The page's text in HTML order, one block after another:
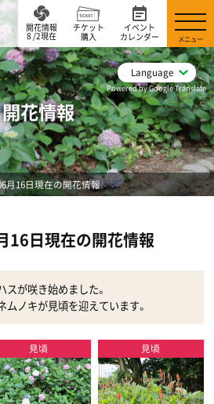
Language
Powered by Google Translate
開花情報
8 /2現在
チケット
購入
イベント
カレンダー
メニュー
開花情報
月16日現在の開花情報
16日現在の開花情報
スが咲き始めました。
ムノキが見頃を迎えています。
見頃 見頃